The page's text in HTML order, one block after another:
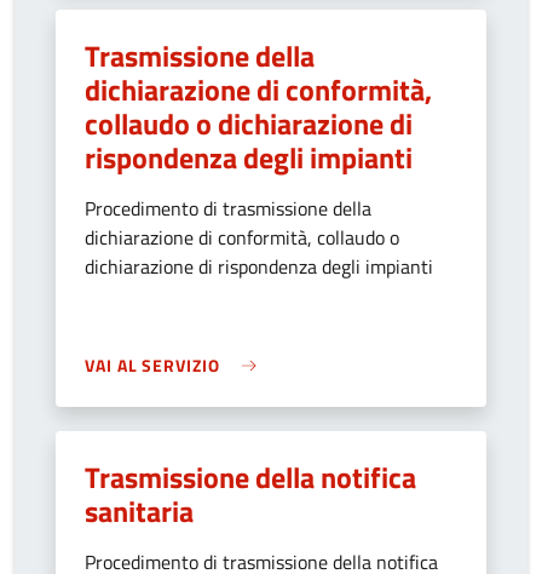
Trasmissione della
dichiarazione di conformità,
collaudo o dichiarazione di
rispondenza degli impianti
Procedimento di trasmissione della
dichiarazione di conformità, collaudo o
dichiarazione di rispondenza degli impianti
VAI AL SERVIZIO
Trasmissione della notifica
sanitaria
Procedimento di trasmissione della notifica